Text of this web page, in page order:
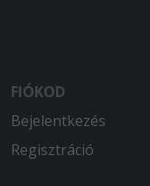
FIÓKOD
Bejelentkezés
Regisztráció